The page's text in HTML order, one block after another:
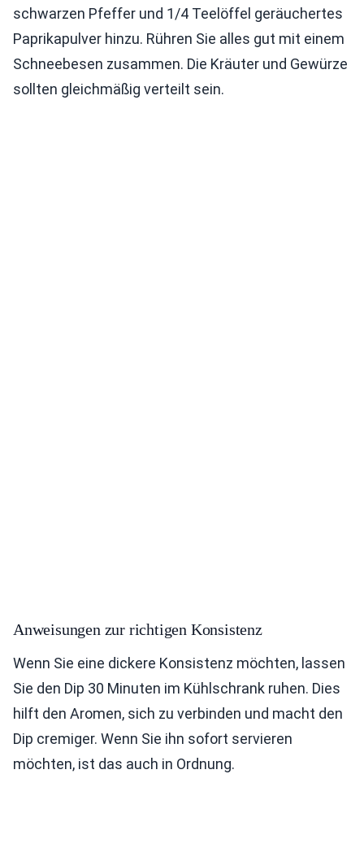
schwarzen Pfeffer und 1/4 Teelöffel geräuchertes
Paprikapulver hinzu. Rühren Sie alles gut mit einem
Schneebesen zusammen. Die Kräuter und Gewürze
sollten gleichmäßig verteilt sein.
Anweisungen zur richtigen Konsistenz
Wenn Sie eine dickere Konsistenz möchten, lassen
Sie den Dip 30 Minuten im Kühlschrank ruhen. Dies
hilft den Aromen, sich zu verbinden und macht den
Dip cremiger. Wenn Sie ihn sofort servieren
möchten, ist das auch in Ordnung.